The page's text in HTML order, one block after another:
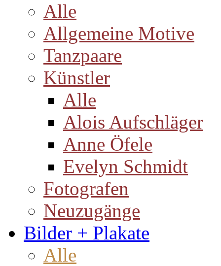
Alle
Allgemeine Motive
Tanzpaare
Künstler
Alle
Alois Aufschläger
Anne Öfele
Evelyn Schmidt
Fotografen
Neuzugänge
Bilder + Plakate
Alle